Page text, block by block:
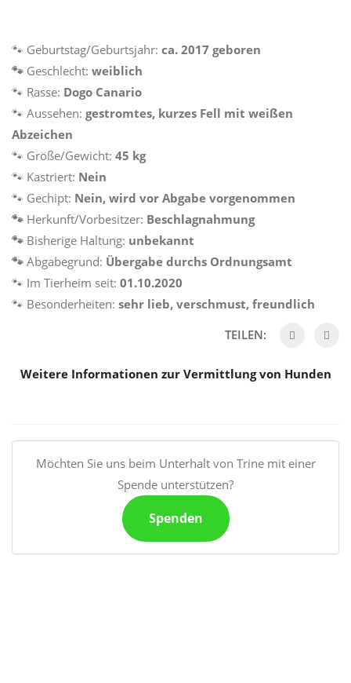
🐾 Geburtstag/Geburtsjahr: ca. 2017 geboren
🐾 Geschlecht: weiblich
🐾 Rasse: Dogo Canario
🐾 Aussehen: gestromtes, kurzes Fell mit weißen
Abzeichen
🐾 Größe/Gewicht: 45 kg
🐾 Kastriert: Nein
🐾 Gechipt: Nein, wird vor Abgabe vorgenommen
🐾 Herkunft/Vorbesitzer: Beschlagnahmung
🐾 Bisherige Haltung: unbekannt
🐾 Abgabegrund: Übergabe durchs Ordnungsamt
🐾 Im Tierheim seit: 01.10.2020
🐾 Besonderheiten: sehr lieb, verschmust, freundlich
TEILEN:
Weitere Informationen zur Vermittlung von Hunden
Möchten Sie uns beim Unterhalt von Trine mit einer
Spende unterstützen?
Spenden